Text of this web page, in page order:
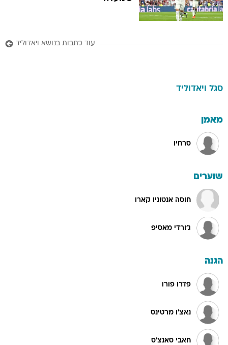
עוד כתבות בנושא ויאדוליד
סגל ויאדוליד
מאמן
סרחיו
שוערים
חוסה אנטוניו קארו
ג'ורדי מאסיפ
הגנה
פדרו פורו
נאצ'ו מרטינס
חאבי סאנצ'ס